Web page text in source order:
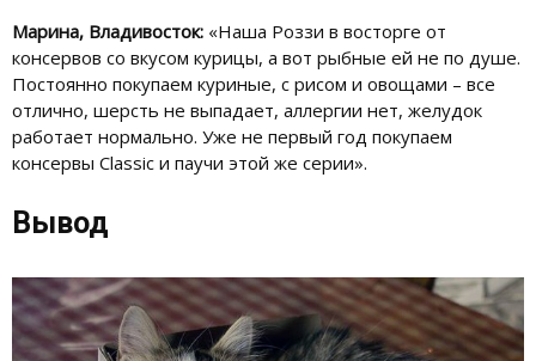
Марина, Владивосток: «Наша Роззи в восторге от
консервов со вкусом курицы, а вот рыбные ей не по душе.
Постоянно покупаем куриные, с рисом и овощами – все
отлично, шерсть не выпадает, аллергии нет, желудок
работает нормально. Уже не первый год покупаем
консервы Classic и паучи этой же серии».
Вывод